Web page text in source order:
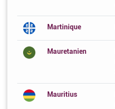
Martinique
Mauretanien
Mauritius